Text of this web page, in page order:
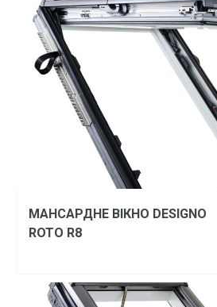
МАНСАРДНЕ ВІКНО DESIGNO
ROTO R8